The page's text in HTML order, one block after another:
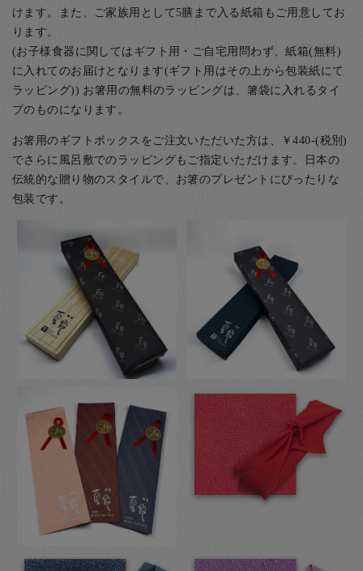
けます。また、ご家族用として5膳まで入る紙箱もご用意してお
ります。
(お子様食器に関してはギフト用・ご自宅用問わず、紙箱(無料)
に入れてのお届けとなります(ギフト用はその上から包装紙にて
ラッピング)) お箸用の無料のラッピングは、箸袋に入れるタイ
プのものになります。
お箸用のギフトボックスをご注文いただいた方は、￥440-(税別)
でさらに風呂敷でのラッピングもご指定いただけます。日本の
伝統的な贈り物のスタイルで、お箸のプレゼントにぴったりな
包装です。